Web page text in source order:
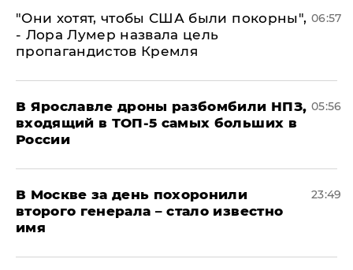
"Они хотят, чтобы США были покорны",
- Лора Лумер назвала цель
пропагандистов Кремля
06:57
В Ярославле дроны разбомбили НПЗ,
входящий в ТОП-5 самых больших в
России
05:56
В Москве за день похоронили
второго генерала – стало известно
имя
23:49